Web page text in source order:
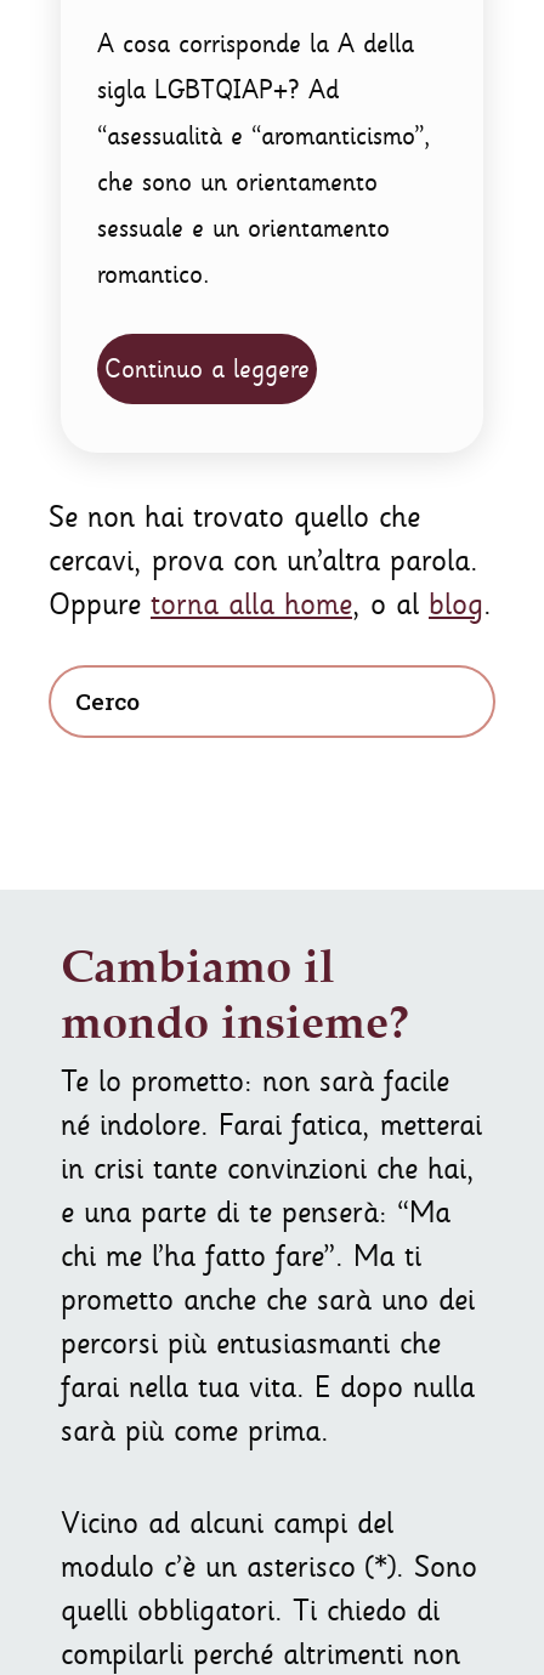
A cosa corrisponde la A della
sigla LGBTQIAP+? Ad
“asessualità e “aromanticismo”,
che sono un orientamento
sessuale e un orientamento
romantico.
Continuo a leggere
Se non hai trovato quello che
cercavi, prova con un’altra parola.
Oppure torna alla home, o al blog.
Cambiamo il
mondo insieme?
Te lo prometto: non sarà facile
né indolore. Farai fatica, metterai
in crisi tante convinzioni che hai,
e una parte di te penserà: “Ma
chi me l’ha fatto fare”. Ma ti
prometto anche che sarà uno dei
percorsi più entusiasmanti che
farai nella tua vita. E dopo nulla
sarà più come prima.
Vicino ad alcuni campi del
modulo c’è un asterisco (*). Sono
quelli obbligatori. Ti chiedo di
compilarli perché altrimenti non